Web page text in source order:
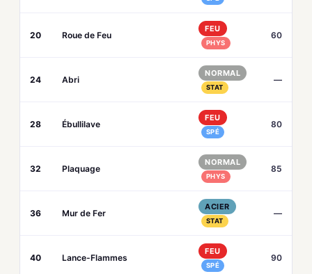
20 Roue de Feu
FEU
PHYS
60
24 Abri
NORMAL
STAT
—
28 Ébullilave
FEU
SPÉ
80
32 Plaquage
NORMAL
PHYS
85
36 Mur de Fer
ACIER
STAT
—
40 Lance-Flammes
FEU
SPÉ
90